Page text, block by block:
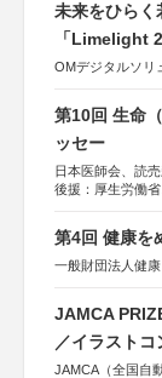
未来をひらく
「Limelight
OMデジタルソリ
第10回 生命
ッセー
日本医師会、読
後援：厚生労働
しん生命保険株式
第4回 健康を
一般財団法人健
JAMCA
／イラストコ
JAMCA（全国自